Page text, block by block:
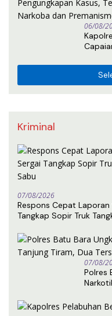
06/08/
Kriminal
07/08/2026
Respons Cepat
Tangkap Sopir Truk
07/08/
Polres